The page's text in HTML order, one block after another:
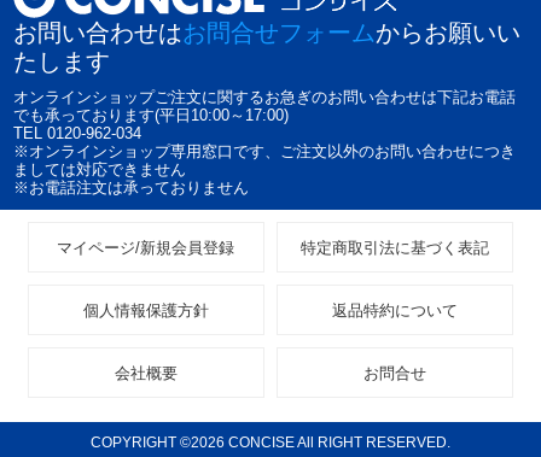
お問い合わせはお問合せフォームからお願いい
たします
オンラインショップご注文に関するお急ぎのお問い合わせは下記お電話
でも承っております(平日10:00～17:00)
TEL 0120-962-034
※オンラインショップ専用窓口です、ご注文以外のお問い合わせにつき
ましては対応できません
※お電話注文は承っておりません
マイページ/新規会員登録 特定商取引法に基づく表記
個人情報保護方針 返品特約について
会社概要 お問合せ
COPYRIGHT ©2026 CONCISE All RIGHT RESERVED.